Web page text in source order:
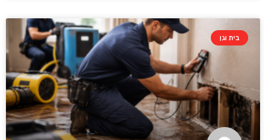
בית וגן